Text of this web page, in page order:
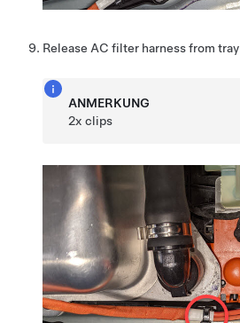
Release AC filter harness from tray
ANMERKUNG
2x clips